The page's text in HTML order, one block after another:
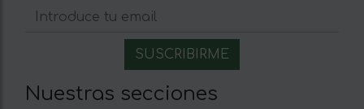
Nuestras secciones